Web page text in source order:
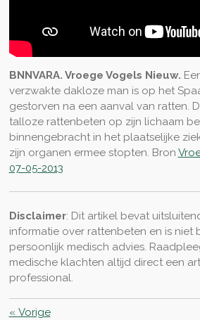
BNNVARA. Vroege Vogels Nieuw.
verzwakte dakloze man is op het
gestorven na een aanval van ratten.
talloze rattenbeten op zijn lichaam
binnengebracht in het plaatselijke
zijn organen ermee stopten. Bron
07-05-2013
Disclaimer: Dit artikel bevat
informatie over rattenbeten en is niet
persoonlijk medisch advies.
medische klachten altijd direct een
professional.
« Vorige